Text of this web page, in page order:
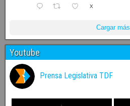
X
Cargar más
Youtube
Prensa Legislativa TDF